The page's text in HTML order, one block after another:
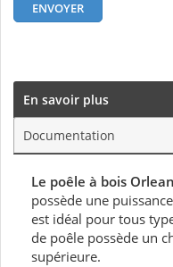
En savoir plus
Documentation
Le poêle à bois
possède une
est idéal pour tous
de poêle possède un
supérieure.